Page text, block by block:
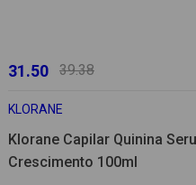
31.50 39.38
KLORANE
Klorane Capilar Quinina
Crescimento 100ml